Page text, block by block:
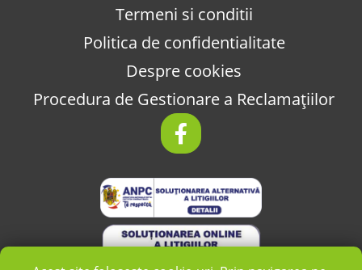
Termeni si conditii
Politica de confidentialitate
Despre cookies
Procedura de Gestionare a Reclamațiilor